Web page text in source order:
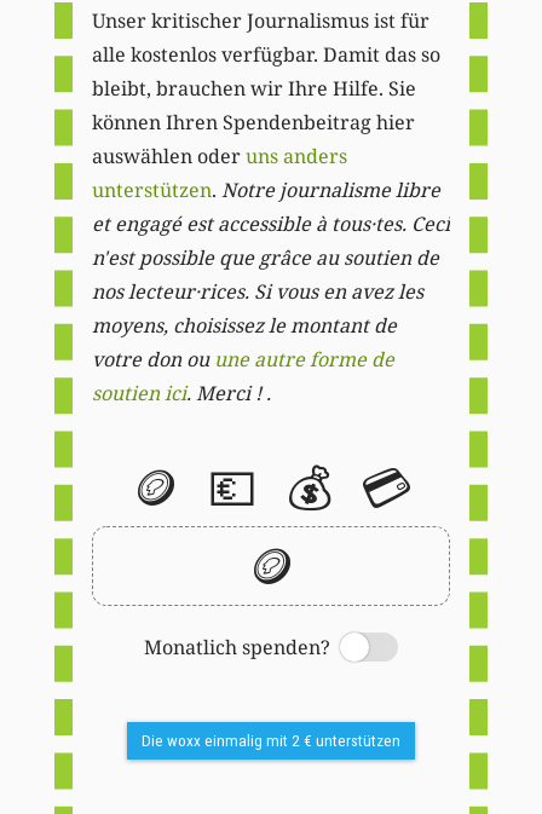
Unser kritischer Journalismus ist für
alle kostenlos verfügbar. Damit das so
bleibt, brauchen wir Ihre Hilfe. Sie
können Ihren Spendenbeitrag hier
auswählen oderuns anders
unterstützen. Notre journalisme libre
et engagé est accessible à tous·tes. Ceci
n'est possible que grâce au soutien de
nos lecteur·rices. Si vous en avez les
moyens, choisissez le montant de
votre don ou une autre forme de
soutien ici. Merci ! .
🪙 💶 💰 💳
🪙
Monatlich spenden?
Switch
Die woxx einmalig mit 2 € unterstützen